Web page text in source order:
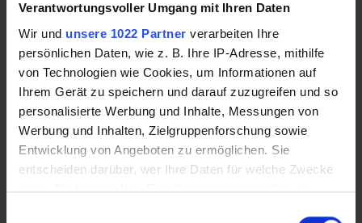
Verantwortungsvoller Umgang mit Ihren Daten
Wir und unsere 1022 Partner verarbeiten Ihre
persönlichen Daten, wie z. B. Ihre IP-Adresse, mithilfe
von Technologien wie Cookies, um Informationen auf
Ihrem Gerät zu speichern und darauf zuzugreifen und so
personalisierte Werbung und Inhalte, Messungen von
Werbung und Inhalten, Zielgruppenforschung sowie
Entwicklung von Angeboten zu ermöglichen. Sie
entscheiden darüber, wer Ihre Daten für welche Zwecke
nutzt. Sie können Ihre Einwilligung jederzeit über die
Kirsche-Aronia
200 g Haferflocken
100 g Nussmix
2 EL Honig
1 EL Kokosnussöl
2-3 Datteln
Für die Classics
2 BecherHigh Protein Joghurt
Erdbeere